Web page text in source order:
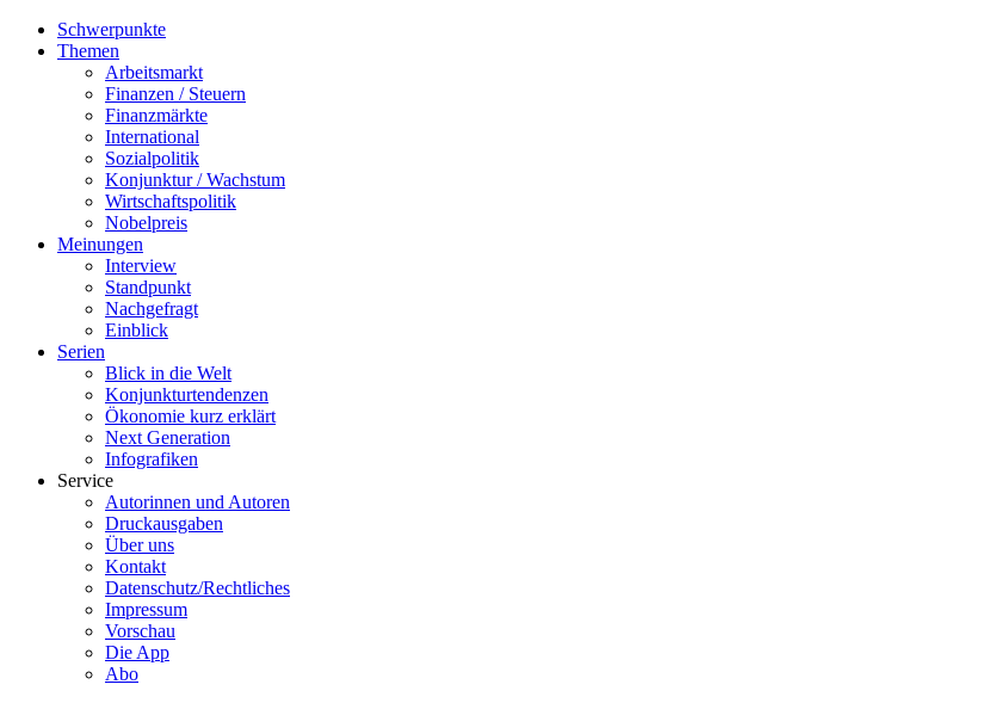
Schwerpunkte
Themen
Arbeitsmarkt
Finanzen / Steuern
Finanzmärkte
International
Sozialpolitik
Konjunktur / Wachstum
Wirtschaftspolitik
Nobelpreis
Meinungen
Interview
Standpunkt
Nachgefragt
Einblick
Serien
Blick in die Welt
Konjunkturtendenzen
Ökonomie kurz erklärt
Next Generation
Infografiken
Service
Autorinnen und Autoren
Druckausgaben
Über uns
Kontakt
Datenschutz/Rechtliches
Impressum
Vorschau
Die App
Abo